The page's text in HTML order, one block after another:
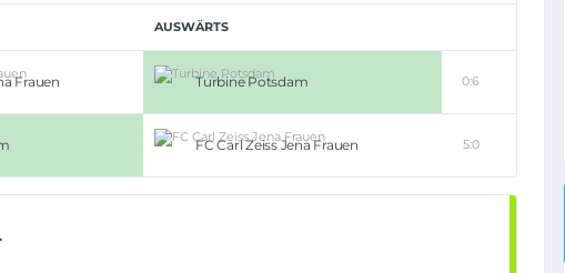
AUSWÄRTS
Frauen Turbine Potsdam 0:6
FC Carl Zeiss Jena Frauen 5:0